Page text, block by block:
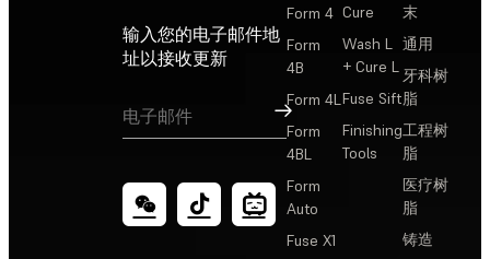
输入您的电子邮件地
址以接收更新
订阅
Form 4
Form
4B
Form 4L
Form
4BL
Form
Auto
Fuse X1
Cure
Wash L
+ Cure L
Fuse Sift
Finishing
Tools
末
通用
牙科树
脂
工程树
脂
医疗树
脂
铸造